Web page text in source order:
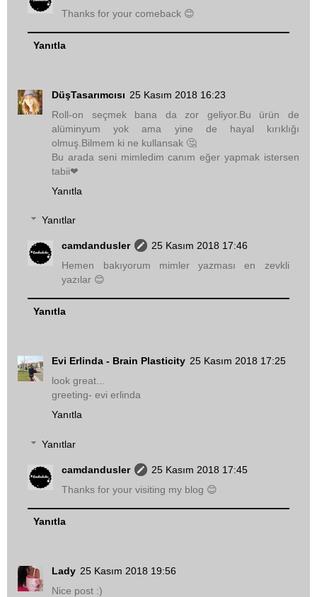
Thanks for your comeback 😊
Yanıtla
DüşTasarımcısı 25 Kasım 2018 16:23
Roll-on seçmek bana da zor geliyor.Bu ürün de
alüminyum yok ama yine de hayal kırıklığı
olmuş.Bilmem ki ne kullansak 🤔
Bu arada seni mimledim canım eğer yapmak istersen
tabii❤
Yanıtla
Yanıtlar
camdandusler
25 Kasım 2018 17:46
Hemen bakıyorum mimler yazması en zevkli
yazılar 😊
Yanıtla
Evi Erlinda - Brain Plasticity 25 Kasım 2018 17:25
look great...
greeting- evi erlinda
Yanıtla
Yanıtlar
camdandusler
25 Kasım 2018 17:45
Thanks for your visiting my blog 😊
Yanıtla
Lady 25 Kasım 2018 19:56
Nice post :)